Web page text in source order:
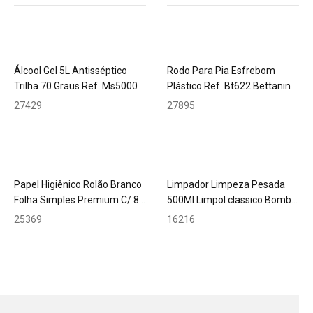
Álcool Gel 5L Antisséptico
Trilha 70 Graus Ref. Ms5000
27429
Rodo Para Pia Esfrebom
Plástico Ref. Bt622 Bettanin
27895
Papel Higiênico Rolão Branco
Folha Simples Premium C/ 8
Rolos Fabesul
25369
Limpador Limpeza Pesada
500Ml Limpol classico Bombril
7020
16216